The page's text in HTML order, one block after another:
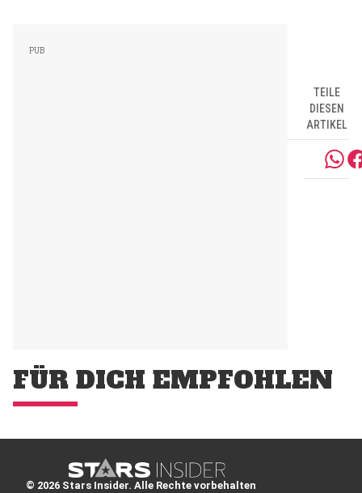
TEILE
DIESEN
ARTIKEL
FÜR DICH EMPFOHLEN
© 2026 Stars Insider. Alle Rechte vorbehalten